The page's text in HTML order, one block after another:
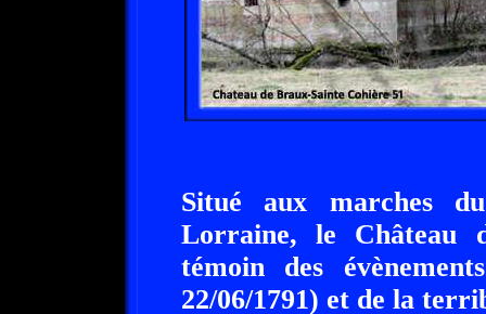
Situé aux marches
Lorraine, le Château
témoin des
22/06/1791) et de la